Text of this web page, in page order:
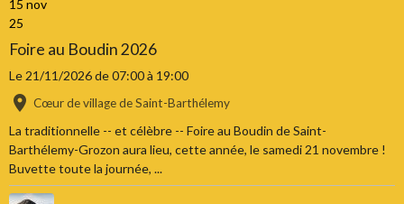
Foire au Boudin 2026
Le 21/11/2026de 07:00à 19:00
Cœur de village de Saint-Barthélemy
La traditionnelle -- et célèbre -- Foire au Boudin de Saint-
Barthélemy-Grozon aura lieu, cette année, le samedi 21 novembre !
Buvette toute la journée, ...